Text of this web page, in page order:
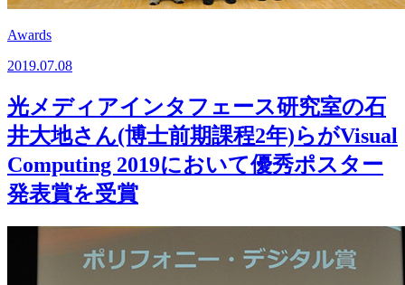
Awards
2019.07.08
光メディアインタフェース研究室の石
井大地さん(博士前期課程2年)らがVisual
Computing 2019において優秀ポスター
発表賞を受賞